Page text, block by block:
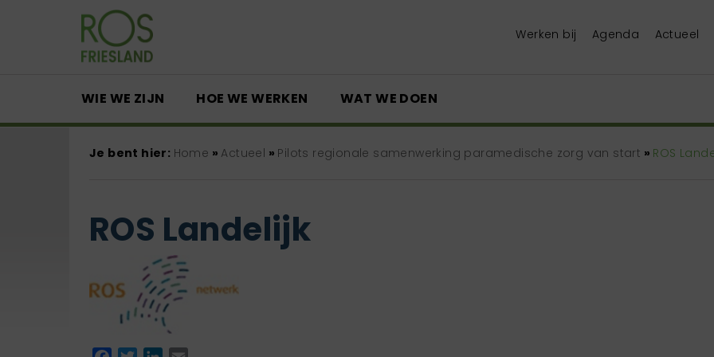
Werken bij Agenda Actueel
WIE WE ZIJN HOE WE WERKEN WAT WE DOEN
Je bent hier: Home » Actueel » Pilots regionale samenwerking paramedische zorg van start » ROS
ROS Landelijk